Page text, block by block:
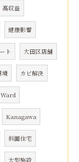
高収益
健康影響
ト 大田区店舗
境 カビ解決
Kanagawa
斜面住宅
大型施設